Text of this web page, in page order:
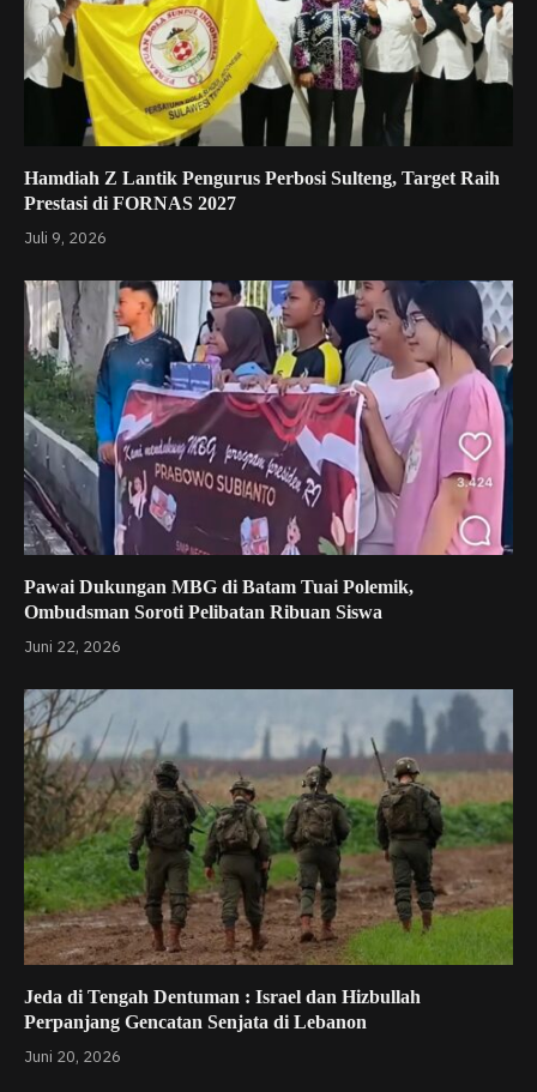
Hamdiah Z Lantik Pengurus Perbosi Sulteng, Target Raih
Prestasi di FORNAS 2027
Juli 9, 2026
Pawai Dukungan MBG di Batam Tuai Polemik,
Ombudsman Soroti Pelibatan Ribuan Siswa
Juni 22, 2026
Jeda di Tengah Dentuman : Israel dan Hizbullah
Perpanjang Gencatan Senjata di Lebanon
Juni 20, 2026